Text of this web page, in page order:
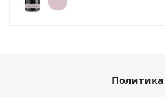
Политика